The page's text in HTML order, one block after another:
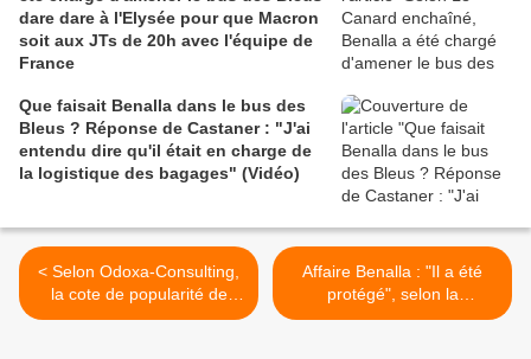
dare dare à l'Elysée pour que Macron
soit aux JTs de 20h avec l'équipe de
France
Que faisait Benalla dans le bus des
Bleus ? Réponse de Castaner : "J'ai
entendu dire qu'il était en charge de
la logistique des bagages" (Vidéo)
< Selon Odoxa-Consulting,
la cote de popularité de
Macron chute de 2 points à
Affaire Benalla : "Il a été
protégé", selon la
journaliste qui a révélé